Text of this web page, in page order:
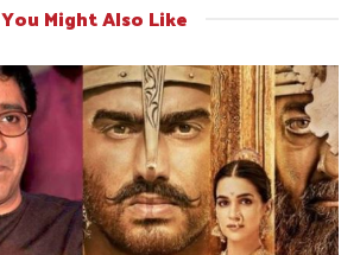
You Might Also Like